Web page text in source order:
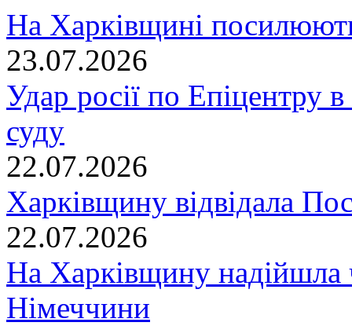
На Харківщині
23.07.2026
Удар росії по Епіцентру
суду
22.07.2026
Харківщину відвідала
22.07.2026
На Харківщину надійшла
Німеччини